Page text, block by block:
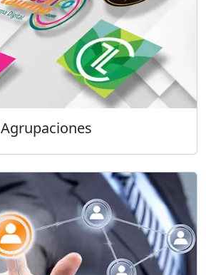
Agrupaciones